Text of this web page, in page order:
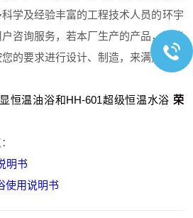
学及经验丰富的工程技术人员的环宇
咨询服务，若本厂生产的产品，不能
的要求进行设计、制造，来满足各界
恒温油浴和HH-601超级恒温水浴 荣
明书
使用说明书